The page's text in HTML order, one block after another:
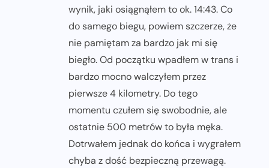
wynik, jaki osiągnąłem to ok. 14:43. Co
do samego biegu, powiem szczerze, że
nie pamiętam za bardzo jak mi się
biegło. Od początku wpadłem w trans i
bardzo mocno walczyłem przez
pierwsze 4 kilometry. Do tego
momentu czułem się swobodnie, ale
ostatnie 500 metrów to była męka.
Dotrwałem jednak do końca i wygrałem
chyba z dość bezpieczną przewagą.